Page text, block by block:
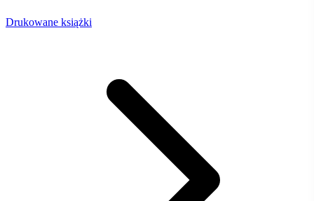
Drukowane książki